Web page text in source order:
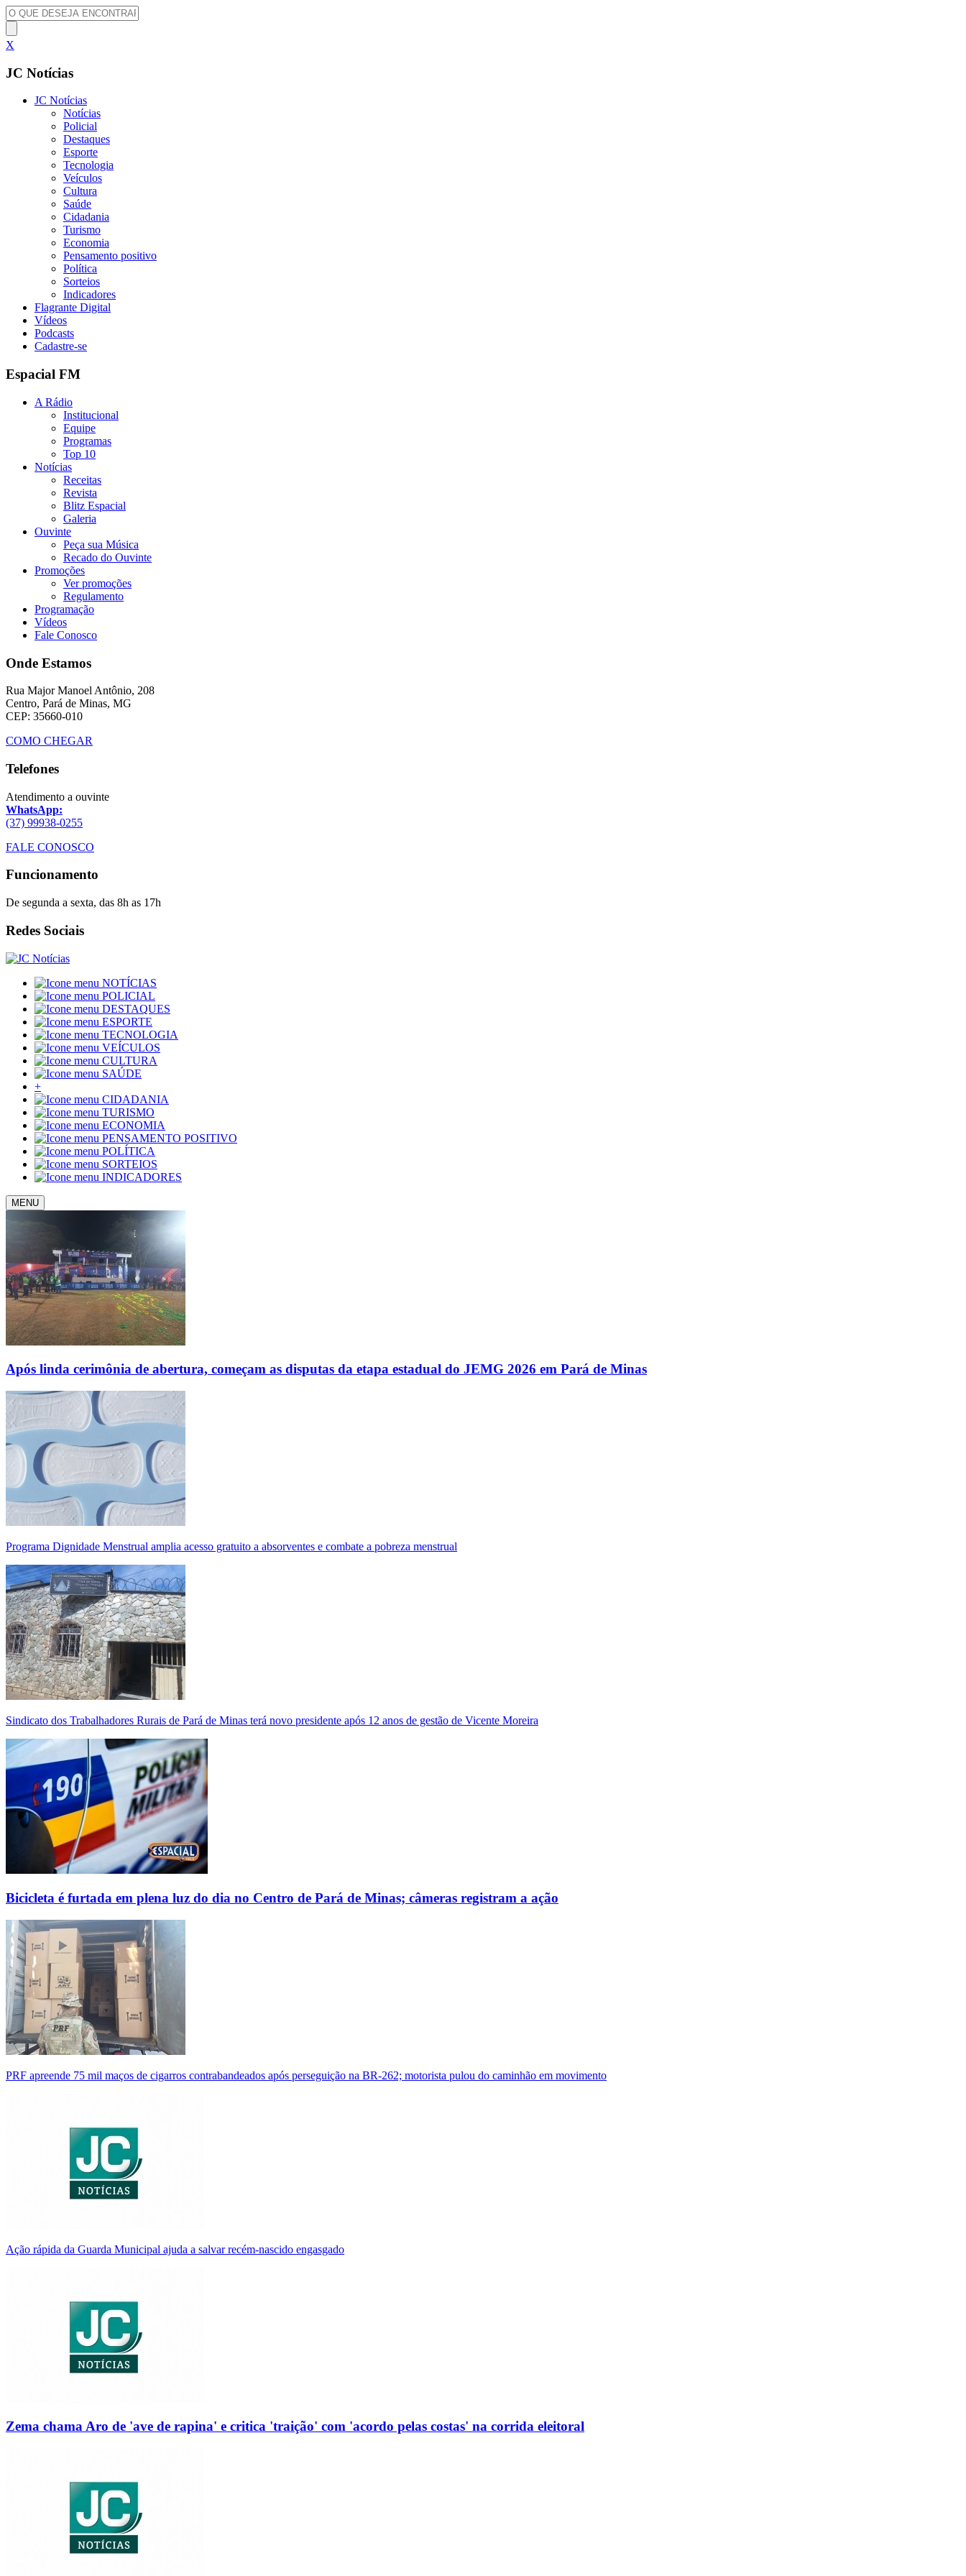
X
JC Notícias
JC Notícias
Notícias
Policial
Destaques
Esporte
Tecnologia
Veículos
Cultura
Saúde
Cidadania
Turismo
Economia
Pensamento positivo
Política
Sorteios
Indicadores
Flagrante Digital
Vídeos
Podcasts
Cadastre-se
Espacial FM
A Rádio
Institucional
Equipe
Programas
Top 10
Notícias
Receitas
Revista
Blitz Espacial
Galeria
Ouvinte
Peça sua Música
Recado do Ouvinte
Promoções
Ver promoções
Regulamento
Programação
Vídeos
Fale Conosco
Onde Estamos
Rua Major Manoel Antônio, 208
Centro, Pará de Minas, MG
CEP: 35660-010
COMO CHEGAR
Telefones
Atendimento a ouvinte
WhatsApp:
(37) 99938-0255
FALE CONOSCO
Funcionamento
De segunda a sexta, das 8h as 17h
Redes Sociais
NOTÍCIAS
POLICIAL
DESTAQUES
ESPORTE
TECNOLOGIA
VEÍCULOS
CULTURA
SAÚDE
+
CIDADANIA
TURISMO
ECONOMIA
PENSAMENTO POSITIVO
POLÍTICA
SORTEIOS
INDICADORES
MENU
Após linda cerimônia de abertura, começam as disputas da etapa estadual do JEMG 2026 em Pará de Minas
Programa Dignidade Menstrual amplia acesso gratuito a absorventes e combate a pobreza menstrual
Sindicato dos Trabalhadores Rurais de Pará de Minas terá novo presidente após 12 anos de gestão de Vicente Moreira
Bicicleta é furtada em plena luz do dia no Centro de Pará de Minas; câmeras registram a ação
PRF apreende 75 mil maços de cigarros contrabandeados após perseguição na BR-262; motorista pulou do caminhão em movimento
Ação rápida da Guarda Municipal ajuda a salvar recém-nascido engasgado
Zema chama Aro de 'ave de rapina' e critica 'traição' com 'acordo pelas costas' na corrida eleitoral